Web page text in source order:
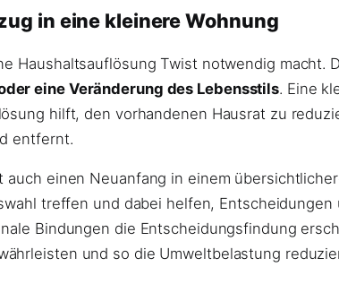
in eine kleinere Wohnung
Haushaltsauflösung Twist notwendig macht.
eine Veränderung des Lebensstils. Eine
hilft, den vorhandenen Hausrat zu
entfernt.
einen Neuanfang in einem
treffen und dabei helfen, Entscheidungen
Bindungen die Entscheidungsfindung
und so die Umweltbelastung